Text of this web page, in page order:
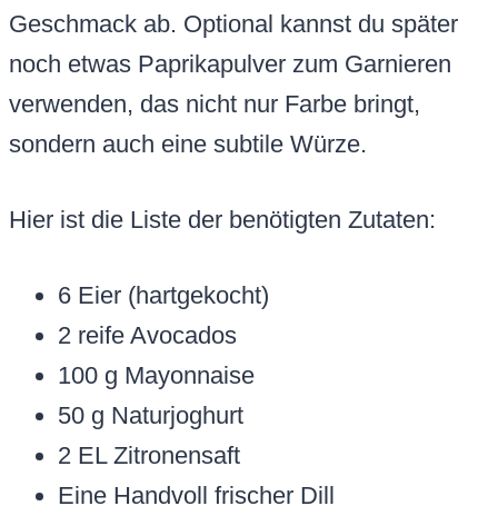
Geschmack ab. Optional kannst du später
noch etwas Paprikapulver zum Garnieren
verwenden, das nicht nur Farbe bringt,
sondern auch eine subtile Würze.
Hier ist die Liste der benötigten Zutaten:
6 Eier (hartgekocht)
2 reife Avocados
100 g Mayonnaise
50 g Naturjoghurt
2 EL Zitronensaft
Eine Handvoll frischer Dill